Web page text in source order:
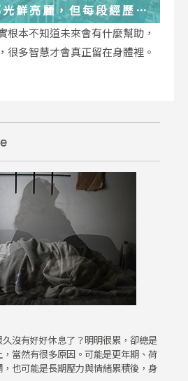
鮮亮麗，但每段經歷都
根本不知道未來會有什麼幫助，
很多智慧才會真正留在身體裡。
沒有好好休息了？明明很累，卻總是
當然有很多原因。可能是更年期、荷
也可能是長期壓力與情緒累積後，身